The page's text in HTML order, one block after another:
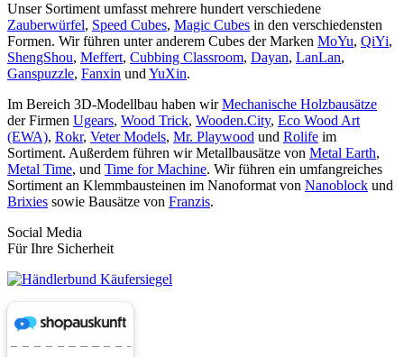
Unser Sortiment umfasst mehrere hundert verschiedene
Zauberwürfel, Speed Cubes, Magic Cubes in den verschiedensten
Formen. Wir führen unter anderem Cubes der Marken MoYu, QiYi,
ShengShou, Meffert, Cubbing Classroom, Dayan, LanLan,
Ganspuzzle, Fanxin und YuXin.
Im Bereich 3D-Modellbau haben wirMechanische Holzbausätze
der Firmen Ugears, Wood Trick, Wooden.City, Eco Wood Art
(EWA), Rokr, Veter Models, Mr. Playwood und Rolife im
Sortiment. Außerdem führen wir Metallbausätze von Metal Earth,
Metal Time, und Time for Machine. Wir führen ein umfangreiches
Sortiment an Klemmbausteinen im Nanoformat von Nanoblock und
Brixies sowie Bausätze von Franzis.
Social Media
Für Ihre Sicherheit